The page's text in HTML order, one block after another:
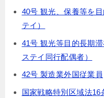
40号 観光、保養等を
テイ）
41号 観光等目的長期
ステイ同行配偶者）
42号 製造業外国従業員
国家戦略特別区域法